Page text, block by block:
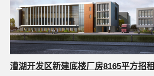
漕湖开发区新建底楼厂房8165平方招租